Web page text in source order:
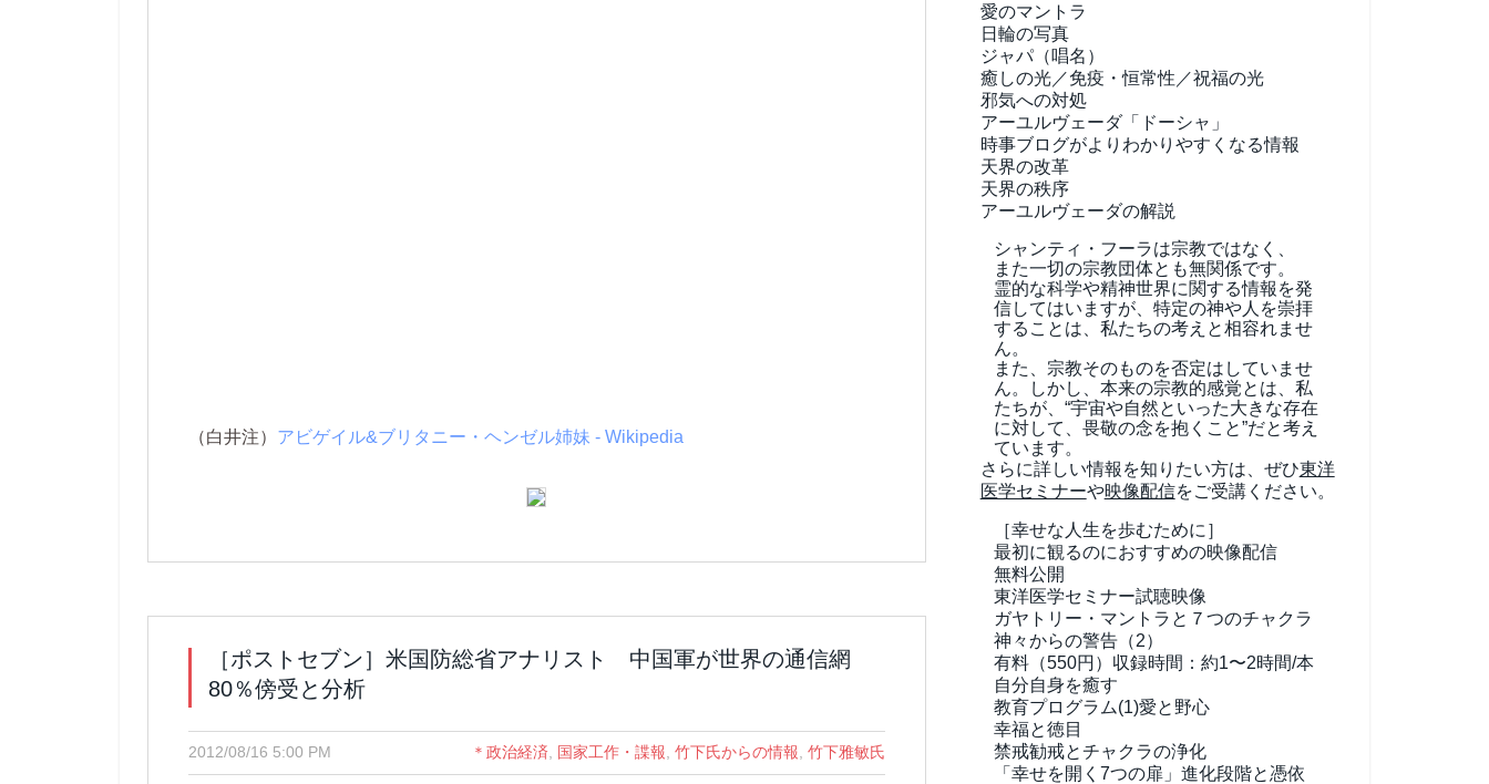
（白井注） アビゲイル&ブリタニー・ヘンゼル姉妹 - Wikipedia
［ポストセブン］米国防総省アナリスト 中国軍が世界の通信網
80％傍受と分析
2012/08/16 5:00 PM ＊政治経済 国家工作・諜報 竹下氏からの情報 竹下雅敏氏
愛のマントラ
日輪の写真
ジャパ（唱名）
癒しの光／免疫・恒常性／祝福の光
邪気への対処
アーユルヴェーダ「ドーシャ」
時事ブログがよりわかりやすくなる情報
天界の改革
天界の秩序
アーユルヴェーダの解説
シャンティ・フーラは宗教ではなく、
また一切の宗教団体とも無関係です。
霊的な科学や精神世界に関する情報を発
信してはいますが、特定の神や人を崇拝
することは、私たちの考えと相容れませ
ん。
また、宗教そのものを否定はしていませ
ん。しかし、本来の宗教的感覚とは、私
たちが、“宇宙や自然といった大きな存在
に対して、畏敬の念を抱くこと”だと考え
ています。
さらに詳しい情報を知りたい方は、ぜひ東洋
医学セミナーや映像配信をご受講ください。
［幸せな人生を歩むために］
最初に観るのにおすすめの映像配信
無料公開
東洋医学セミナー試聴映像
ガヤトリー・マントラと７つのチャクラ
神々からの警告（2）
有料（550円） 収録時間：約1〜2時間/本
自分自身を癒す
教育プログラム(1)愛と野心
幸福と徳目
禁戒勧戒とチャクラの浄化
「幸せを開く7つの扉」進化段階と憑依